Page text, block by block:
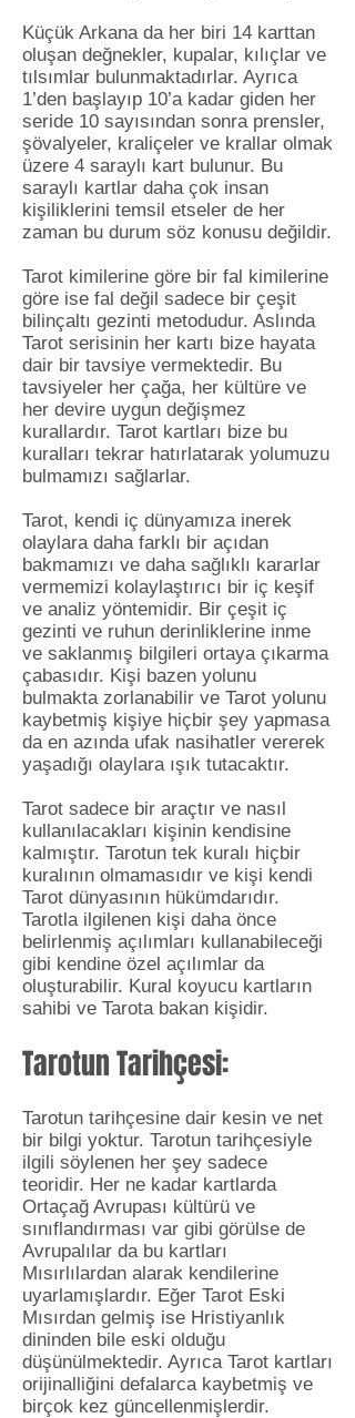
Küçük Arkana da her biri 14 karttan
oluşan değnekler, kupalar, kılıçlar ve
tılsımlar bulunmaktadırlar. Ayrıca
1’den başlayıp 10’a kadar giden her
seride 10 sayısından sonra prensler,
şövalyeler, kraliçeler ve krallar olmak
üzere 4 saraylı kart bulunur. Bu
saraylı kartlar daha çok insan
kişiliklerini temsil etseler de her
zaman bu durum söz konusu değildir.
Tarot kimilerine göre bir fal kimilerine
göre ise fal değil sadece bir çeşit
bilinçaltı gezinti metodudur. Aslında
Tarot serisinin her kartı bize hayata
dair bir tavsiye vermektedir. Bu
tavsiyeler her çağa, her kültüre ve
her devire uygun değişmez
kurallardır. Tarot kartları bize bu
kuralları tekrar hatırlatarak yolumuzu
bulmamızı sağlarlar.
Tarot, kendi iç dünyamıza inerek
olaylara daha farklı bir açıdan
bakmamızı ve daha sağlıklı kararlar
vermemizi kolaylaştırıcı bir iç keşif
ve analiz yöntemidir. Bir çeşit iç
gezinti ve ruhun derinliklerine inme
ve saklanmış bilgileri ortaya çıkarma
çabasıdır. Kişi bazen yolunu
bulmakta zorlanabilir ve Tarot yolunu
kaybetmiş kişiye hiçbir şey yapmasa
da en azında ufak nasihatler vererek
yaşadığı olaylara ışık tutacaktır.
Tarot sadece bir araçtır ve nasıl
kullanılacakları kişinin kendisine
kalmıştır. Tarotun tek kuralı hiçbir
kuralının olmamasıdır ve kişi kendi
Tarot dünyasının hükümdarıdır.
Tarotla ilgilenen kişi daha önce
belirlenmiş açılımları kullanabileceği
gibi kendine özel açılımlar da
oluşturabilir. Kural koyucu kartların
sahibi ve Tarota bakan kişidir.
Tarotun Tarihçesi:
Tarotun tarihçesine dair kesin ve net
bir bilgi yoktur. Tarotun tarihçesiyle
ilgili söylenen her şey sadece
teoridir. Her ne kadar kartlarda
Ortaçağ Avrupası kültürü ve
sınıflandırması var gibi görülse de
Avrupalılar da bu kartları
Mısırlılardan alarak kendilerine
uyarlamışlardır. Eğer Tarot Eski
Mısırdan gelmiş ise Hristiyanlık
dininden bile eski olduğu
düşünülmektedir. Ayrıca Tarot kartları
orijinalliğini defalarca kaybetmiş ve
birçok kez güncellenmişlerdir.